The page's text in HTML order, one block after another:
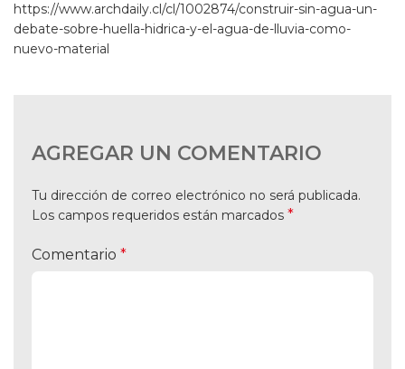
https://www.archdaily.cl/cl/1002874/construir-sin-agua-un-
debate-sobre-huella-hidrica-y-el-agua-de-lluvia-como-
nuevo-material
AGREGAR UN COMENTARIO
Tu dirección de correo electrónico no será publicada.
Los campos requeridos están marcados *
Comentario *